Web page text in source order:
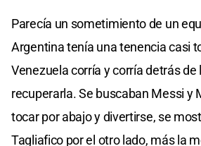
Parecía un sometimiento de un
Argentina tenía una tenencia casi
Venezuela corría y corría detrás de
recuperarla. Se buscaban Messi y
tocar por abajo y divertirse, se
Tagliafico por el otro lado, más la